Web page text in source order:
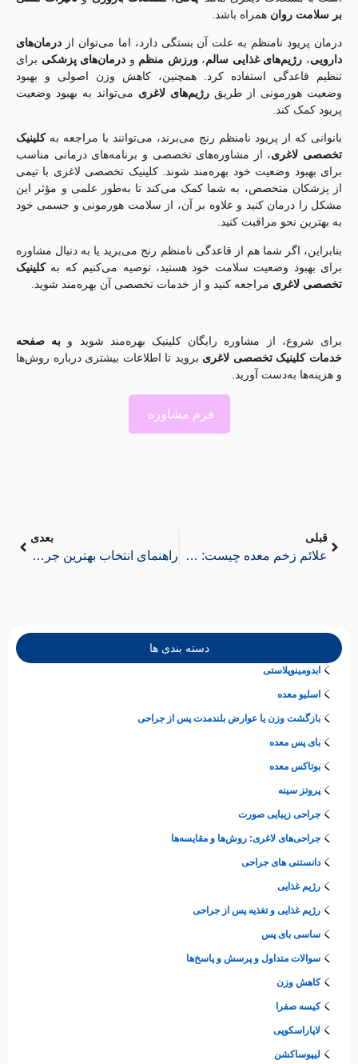
بر سلامت روانهمراه باشد.
درمان پریود نامنظم به علت آن بستگی دارد، اما می‌توان از درمان‌های
دارویی،رژیم‌های غذایی سالم،ورزش منظمودرمان‌های پزشکیبرای
تنظیم قاعدگی استفاده کرد. همچنین، کاهش وزن اصولی و بهبود
وضعیت هورمونی از طریقرژیم‌های لاغریمی‌تواند به بهبود وضعیت
پریود کمک کند.
بانوانی که از پریود نامنظم رنج می‌برند، می‌توانند با مراجعه بهکلینیک
تخصصی لاغری، از مشاوره‌های تخصصی و برنامه‌های درمانی مناسب
برای بهبود وضعیت خود بهره‌مند شوند. کلینیک تخصصی لاغری با تیمی
از پزشکان متخصص، به شما کمک می‌کند تا به‌طور علمی و مؤثر این
مشکل را درمان کنید و علاوه بر آن، از سلامت هورمونی و جسمی خود
به بهترین نحو مراقبت کنید.
بنابراین، اگر شما هم از قاعدگی نامنظم رنج می‌برید یا به دنبال مشاوره
برای بهبود وضعیت سلامت خود هستید، توصیه می‌کنیم که بهکلینیک
تخصصی لاغریمراجعه کنید و از خدمات تخصصی آن بهره‌مند شوید.
برای شروع، از مشاوره رایگان کلینیک بهره‌مند شوید وبه صفحه
خدمات کلینیک تخصصی لاغریبروید تا اطلاعات بیشتری درباره روش‌ها
و هزینه‌ها به‌دست آورید.
فرم مشاوره
قبلی
علائم زخم معده چیست: ۷ نشانه مهم که نباید نادیده بگیرید!
بعدی
راهنمای انتخاب بهترین جراح لاغری در تهران و کرج – کلینیک اسلیم بیوتی
دسته بندی ها
ابدومینوپلاستی
اسلیو معده
بازگشت وزن یا عوارض بلندمدت پس از جراحی
بای پس معده
بوتاکس معده
پروتز سینه
جراحی زیبایی صورت
جراحی‌های لاغری: روش‌ها و مقایسه‌ها
دانستنی های جراحی
رژیم غذایی
رژیم غذایی و تغذیه پس از جراحی
ساسی بای پس
سوالات متداول و پرسش و پاسخ‌ها
کاهش وزن
کیسه صفرا
لاپاراسکوپی
لیپوساکشن